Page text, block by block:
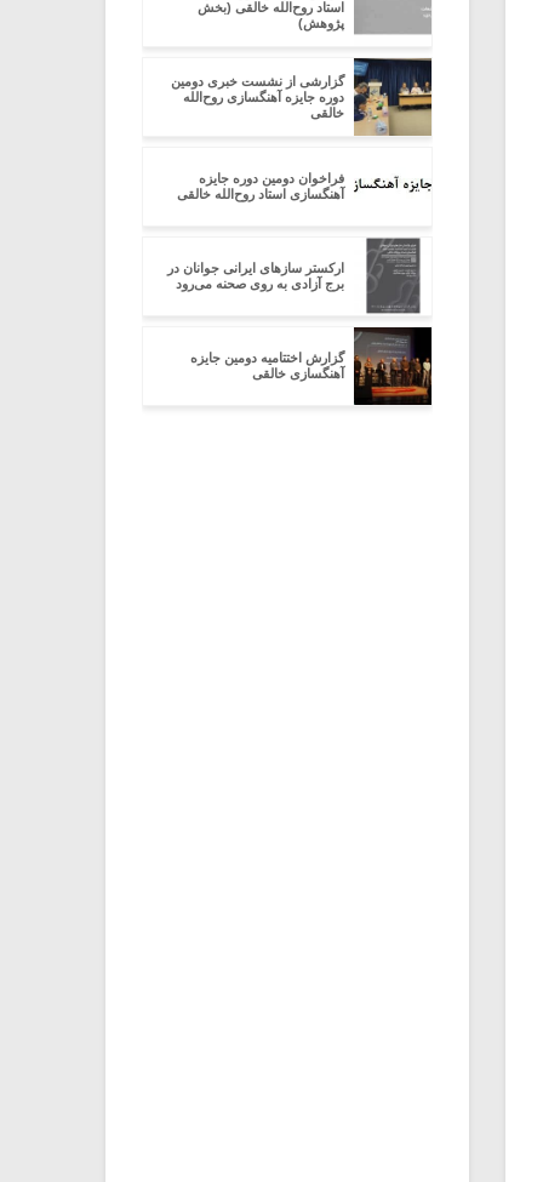
استاد روح‌الله خالقی (بخش
پژوهش)
گزارشی از نشست خبری دومین
دوره جایزه آهنگسازی روح‌الله
خالقی
فراخوان دومین دوره جایزه
آهنگسازی استاد روح‌الله خالقی
ارکستر سازهای ایرانی جوانان در
برج آزادی به روی صحنه می‌رود
گزارش اختتامیه دومین جایزه
آهنگسازی خالقی